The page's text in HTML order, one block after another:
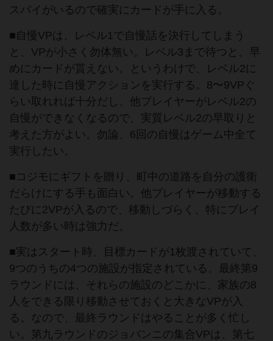
スパイがいるので確実にカードが手に入る。
■自慢VPは、レベル1で自慢話を決行してしまう
と、VPが小さく勿体無い。レベル3まで待つと、早
めにカードが貰えない。というわけで、レベル2に
達した時に自慢アクションを実行する。8〜9VPぐ
らい取れれば十分だし、他プレイヤーがレベル2の
自慢ができなくなるので、実質レベル2の早取りと
考えた方がよい。勿論、6回の自慢はゲーム中全て
実行したい。
■コジモにギフトを贈り、町中の道路を自分の護衛
だらけにする手も面白い。他プレイヤーが移動する
たびに2VPが入るので、移動しづらく、特にプレイ
人数が多い時は強力だ。
■実はスタート時、目標カードが1枚渡されていて、
9つのうちの4つの施設が指定されている。最終第9
ラウンドには、それらの施設のどこかに、家族の8
人をできる限り移動させておくと大きなVPが入
る。なので、最終ラウンドはやることが多く忙し
い。第九ラウンドのジョバンニの集合VPは、第七